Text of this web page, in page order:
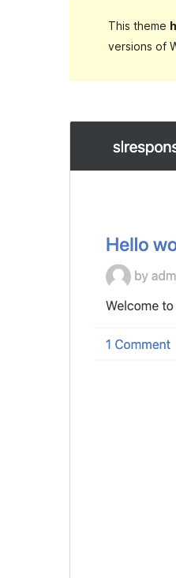
This theme
versions of